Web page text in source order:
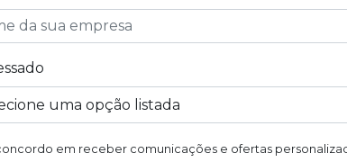
em receber comunicações e ofertas